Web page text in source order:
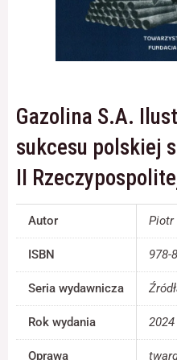
Gazolina S.A.
sukcesu polskiej
II
Autor Piotr
ISBN 978-
Seria wydawnicza
Rok wydania 2024
Oprawa